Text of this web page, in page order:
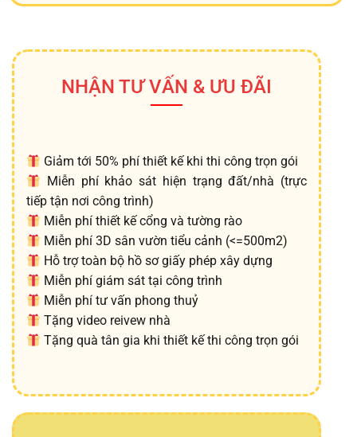
NHẬN TƯ VẤN & ƯU ĐÃI
Giảm tới 50% phí thiết kế khi thi công trọn gói
Miễn phí khảo sát hiện trạng đất/nhà (trực
tiếp tận nơi công trình)
Miễn phí thiết kế cổng và tường rào
Miễn phí 3D sân vườn tiểu cảnh (<=500m2)
Hỗ trợ toàn bộ hồ sơ giấy phép xây dựng
Miễn phí giám sát tại công trình
Miễn phí tư vấn phong thuỷ
Tặng video reivew nhà
Tặng quà tân gia khi thiết kế thi công trọn gói